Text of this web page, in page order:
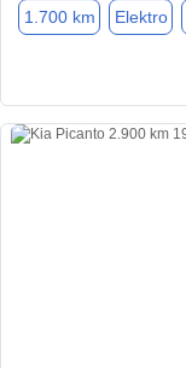
1.700 km Elektro